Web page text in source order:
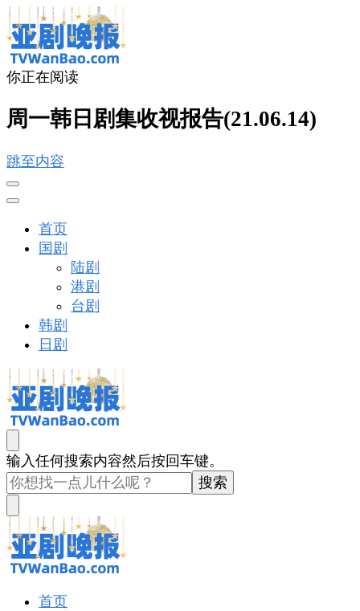
你正在阅读
周一韩日剧集收视报告(21.06.14)
跳至内容
首页
国剧
陆剧
港剧
台剧
韩剧
日剧
亚剧晚报
戏里戏外看亚洲
找
什
么
东
西
吗?
输入任何搜索内容然后按回车键。
亚剧晚报
戏里戏外看亚洲
首页